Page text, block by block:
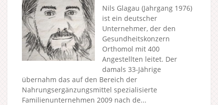
Nils Glagau (Jahrgang 1976)
ist ein deutscher
Unternehmer, der den
Gesundheitskonzern
Orthomol mit 400
Angestellten leitet. Der
damals 33-Jährige
übernahm das auf den Bereich der
Nahrungsergänzungsmittel spezialisierte
Familienunternehmen 2009 nach de...